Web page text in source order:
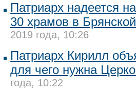
Патриарх надеется
30 храмов в
2019 года, 10:26
Патриарх Кирилл
для чего нужна
года, 10:22